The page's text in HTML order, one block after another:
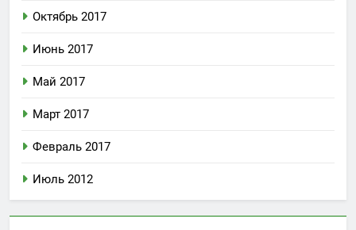
Октябрь 2017
Июнь 2017
Май 2017
Март 2017
Февраль 2017
Июль 2012